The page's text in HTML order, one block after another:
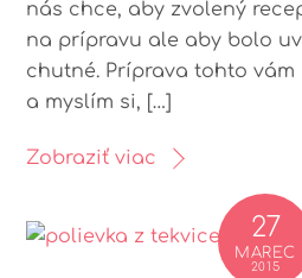
nás chce, aby zvolený
na prípravu ale aby bolo
chutné. Príprava tohto
a myslím si, […]
Zobraziť viac
27
MAREC
2015